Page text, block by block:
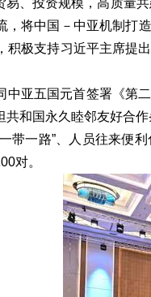
易、投资规模，高质量
，将中国－中亚机制打
积极支持习近平主席提
中亚五国元首签署《第
共和国永久睦邻友好合
带一路”、人员往来便
对。